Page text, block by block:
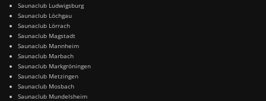
Saunaclub Ludwigsburg
Saunaclub Löchgau
Saunaclub Lörrach
Saunaclub Magstadt
Saunaclub Mannheim
Saunaclub Marbach
Saunaclub Markgröningen
Saunaclub Metzingen
Saunaclub Mosbach
Saunaclub Mundelsheim